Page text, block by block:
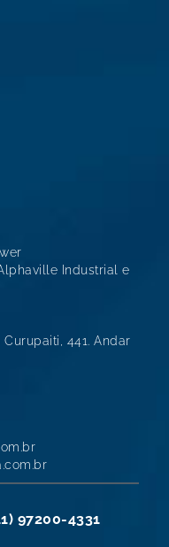
Industrial e
Curupaiti, 441. Andar
97200-4331